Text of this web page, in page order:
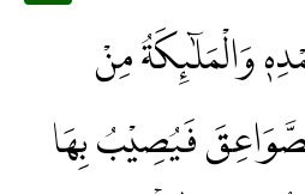
وَالْمَلٰۤىِٕكَةُ مِنْ
فَيُصِيْبُ بِهَا